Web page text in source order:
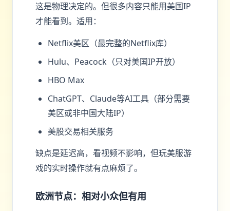
这是物理决定的。但很多内容只能用美国IP
才能看到。适用：
Netflix美区（最完整的Netflix库）
Hulu、Peacock（只对美国IP开放）
HBO Max
ChatGPT、Claude等AI工具（部分需要
美区或非中国大陆IP）
美股交易相关服务
缺点是延迟高，看视频不影响，但玩美服游
戏的实时操作就有点麻烦了。
欧洲节点：相对小众但有用